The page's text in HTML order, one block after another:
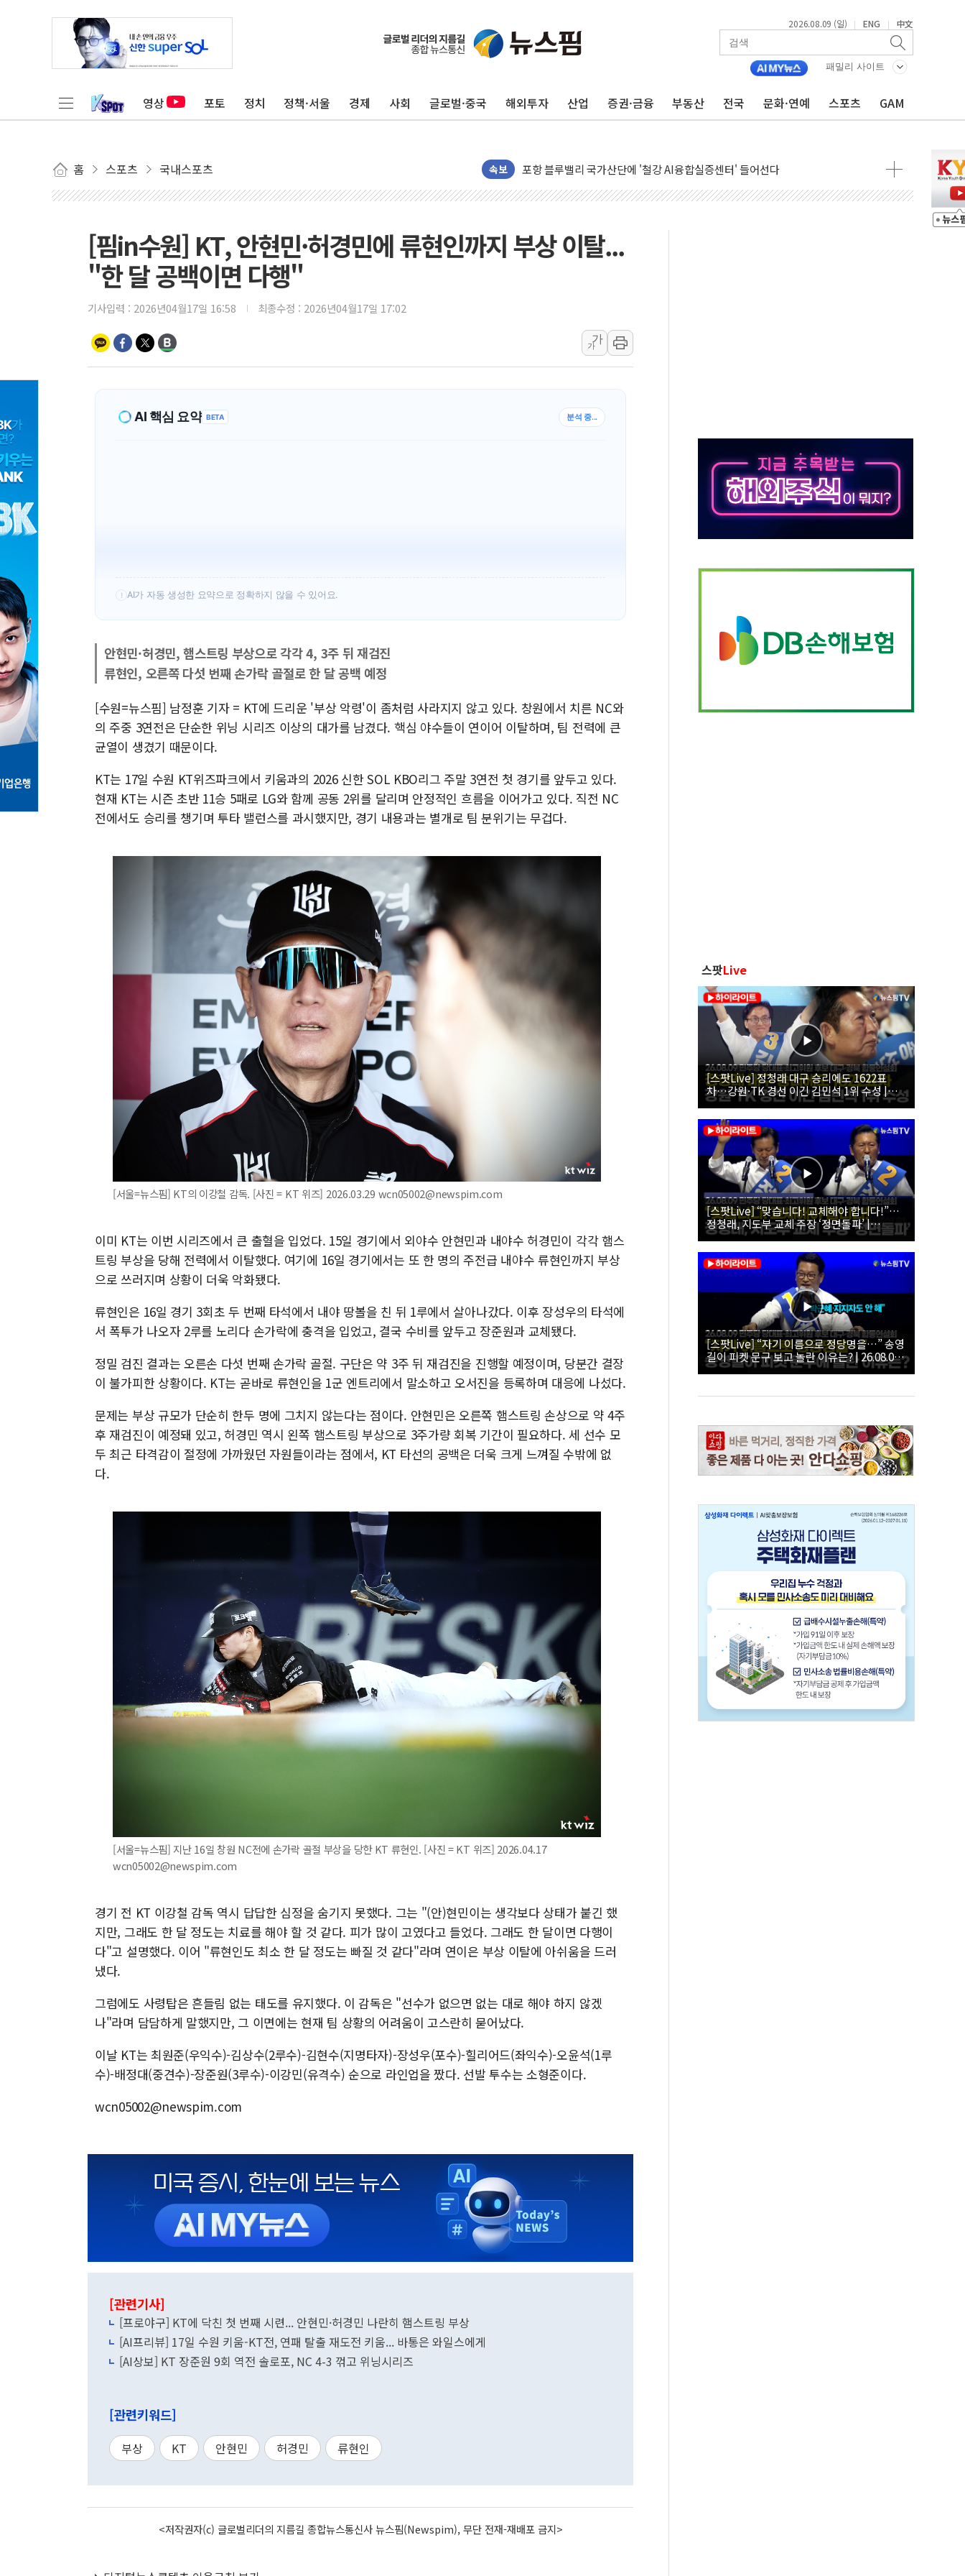
2026.08.09 (일) | ENG | 中文
패밀리 사이트
영상 포토 정치 정책·서울 경제 사회 글로벌·중국 해외투자 산업 증권·금융 부동산 전국 문화·연예 스포츠 GAM
홈 스포츠 국내스포츠 속보
평택 진위면 공장서 질식사고 발생…작업자 1명 숨져
상주 낙동강 선착장 하류서 50대 숨진 채 발견...경찰, 조사 중
[종합] 김민석, 정청래에 누적 '1.48%p' 차 선두 유지...金 46.01% vs 鄭 44.53%
인천서 말다툼 중 어머니 살해 10대 구속…범행 후 반려견도 죽여
김민석, 강원·대구·경북 경선서 정청래에 승리…金 48.54% vs 鄭 44.40%
[속보] 민주, 강원 경선 결과 발표...김민석 50.30% 정청래 41.94% 송영길 7.76%
정재헌 CEO, SKT 장기고객 400명 맞이…"마음 잇는 시간 되길"
하나금융, 명동 소상공인에 '행복상자' 전달
인천시 광복절 현수막 '태극기 거꾸로' 논란…이틀만에 철거
홈플러스發 대형마트 판매, 역대 최대폭 감소한 9.4%↓…유통업계 양극화 심화
윤준병·이해민 의원, '정부 특사'로 콜롬비아 대통령 취임식 참석
'호우·산사태 주의보' 울진 시간당 30mm 강한 비...호우 피해 없어
여야, 황희 '버스 하우스' 공방…野 "청년 우롱 기괴" vs 與 "송구한 해프닝"
[핌in수원] KT, 안현민·허경민에 류현인까지 부상 이탈...
"한 달 공백이면 다행"
기사입력 : 2026년04월17일 16:58 최종수정 : 2026년04월17일 17:02
가
가
AI 핵심 요약 BETA 분석 중...
! AI가 자동 생성한 요약으로 정확하지 않을 수 있어요.
안현민·허경민, 햄스트링 부상으로 각각 4, 3주 뒤 재검진
류현인, 오른쪽 다섯 번째 손가락 골절로 한 달 공백 예정
[수원=뉴스핌] 남정훈 기자 = KT에 드리운 '부상 악령'이 좀처럼 사라지지 않고 있다. 창원에서 치른 NC와
의 주중 3연전은 단순한 위닝 시리즈 이상의 대가를 남겼다. 핵심 야수들이 연이어 이탈하며, 팀 전력에 큰
균열이 생겼기 때문이다.
KT는 17일 수원 KT위즈파크에서 키움과의 2026 신한 SOL KBO리그 주말 3연전 첫 경기를 앞두고 있다.
현재 KT는 시즌 초반 11승 5패로 LG와 함께 공동 2위를 달리며 안정적인 흐름을 이어가고 있다. 직전 NC
전에서도 승리를 챙기며 투타 밸런스를 과시했지만, 경기 내용과는 별개로 팀 분위기는 무겁다.
[서울=뉴스핌] KT의 이강철 감독. [사진 = KT 위즈] 2026.03.29 wcn05002@newspim.com
이미 KT는 이번 시리즈에서 큰 출혈을 입었다. 15일 경기에서 외야수 안현민과 내야수 허경민이 각각 햄스
트링 부상을 당해 전력에서 이탈했다. 여기에 16일 경기에서는 또 한 명의 주전급 내야수 류현인까지 부상
으로 쓰러지며 상황이 더욱 악화됐다.
류현인은 16일 경기 3회초 두 번째 타석에서 내야 땅볼을 친 뒤 1루에서 살아나갔다. 이후 장성우의 타석에
서 폭투가 나오자 2루를 노리다 손가락에 충격을 입었고, 결국 수비를 앞두고 장준원과 교체됐다.
정밀 검진 결과는 오른손 다섯 번째 손가락 골절. 구단은 약 3주 뒤 재검진을 진행할 예정이며, 당분간 결장
이 불가피한 상황이다. KT는 곧바로 류현인을 1군 엔트리에서 말소하고 오서진을 등록하며 대응에 나섰다.
문제는 부상 규모가 단순히 한두 명에 그치지 않는다는 점이다. 안현민은 오른쪽 햄스트링 손상으로 약 4주
후 재검진이 예정돼 있고, 허경민 역시 왼쪽 햄스트링 부상으로 3주가량 회복 기간이 필요하다. 세 선수 모
두 최근 타격감이 절정에 가까웠던 자원들이라는 점에서, KT 타선의 공백은 더욱 크게 느껴질 수밖에 없
다.
[서울=뉴스핌] 지난 16일 창원 NC전에 손가락 골절 부상을 당한 KT 류현인. [사진 = KT 위즈] 2026.04.17
wcn05002@newspim.com
경기 전 KT 이강철 감독 역시 답답한 심정을 숨기지 못했다. 그는 "(안)현민이는 생각보다 상태가 붙긴 했
지만, 그래도 한 달 정도는 치료를 해야 할 것 같다. 피가 많이 고였다고 들었다. 그래도 한 달이면 다행이
다"고 설명했다. 이어 "류현인도 최소 한 달 정도는 빠질 것 같다"라며 연이은 부상 이탈에 아쉬움을 드러
냈다.
그럼에도 사령탑은 흔들림 없는 태도를 유지했다. 이 감독은 "선수가 없으면 없는 대로 해야 하지 않겠
나"라며 담담하게 말했지만, 그 이면에는 현재 팀 상황의 어려움이 고스란히 묻어났다.
이날 KT는 최원준(우익수)-김상수(2루수)-김현수(지명타자)-장성우(포수)-힐리어드(좌익수)-오윤석(1루
수)-배정대(중견수)-장준원(3루수)-이강민(유격수) 순으로 라인업을 짰다. 선발 투수는 소형준이다.
wcn05002@newspim.com
[관련기사]
[프로야구] KT에 닥친 첫 번째 시련... 안현민·허경민 나란히 햄스트링 부상
[AI프리뷰] 17일 수원 키움-KT전, 연패 탈출 재도전 키움... 바통은 와일스에게
[AI상보] KT 장준원 9회 역전 솔로포, NC 4-3 꺾고 위닝시리즈
[관련키워드]
부상 KT 안현민 허경민 류현인
<저작권자(c) 글로벌리더의 지름길 종합뉴스통신사 뉴스핌(Newspim), 무단 전재-재배포 금지>
스팟Live
[스팟Live] 정청래 대구 승리에도 1622표
차…강원·TK 경선 이긴 김민석 1위 수성 |
26.08.09 더불어민주당 당대표·최고위원 후
보 대구·경북 합동연설회
[스팟Live] “맞습니다! 교체해야 합니다!”…
정청래, 지도부 교체 주장 ‘정면돌파’ |
26.08.09 더불어민주당 당대표·최고위원 후
보 대구·경북 합동연설회
[스팟Live] “자기 이름으로 정당명을…” 송영
길이 피켓 문구 보고 놀란 이유는? | 26.08.09
더불어민주당 당대표·최고위원 후보 대구·경